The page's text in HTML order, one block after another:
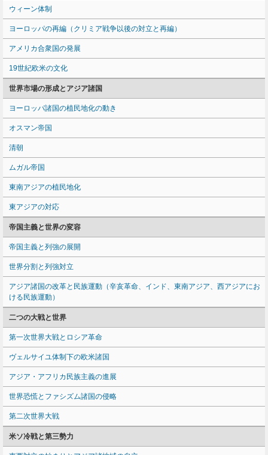
ウィーン体制
ヨーロッパの再編（クリミア戦争以後の対立と再編）
アメリカ合衆国の発展
19世紀欧米の文化
世界市場の形成とアジア諸国
ヨーロッパ諸国の植民地化の動き
オスマン帝国
清朝
ムガル帝国
東南アジアの植民地化
東アジアの対応
帝国主義と世界の変容
帝国主義と列強の展開
世界分割と列強対立
アジア諸国の改革と民族運動（辛亥革命、インド、東南アジア、西アジアにお
ける民族運動）
二つの大戦と世界
第一次世界大戦とロシア革命
ヴェルサイユ体制下の欧米諸国
アジア・アフリカ民族主義の進展
世界恐慌とファシズム諸国の侵略
第二次世界大戦
米ソ冷戦と第三勢力